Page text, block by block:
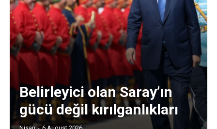
Belirleyici olan Saray’ın
gücü değil kırılganlıkları